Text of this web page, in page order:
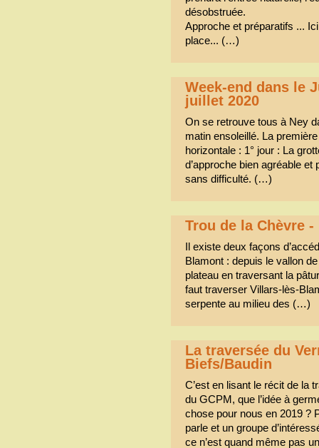
désobstruée.
Approche et préparatifs ...
place... (…)
Week-end dans le
juillet 2020
On se retrouve tous à Ney
matin ensoleillé. La
horizontale : 1° jour : La
d’approche bien agréable et
sans difficulté. (…)
Trou de la Chèvre -
Il existe deux façons
Blamont : depuis le vallon
plateau en traversant la
faut traverser Villars-lès-
serpente au milieu des (…)
La traversée du
Biefs/Baudin
C’est en lisant le récit de la
du GCPM, que l’idée à
chose pour nous en 2019 ?
parle et un groupe
ce n’est quand même pas